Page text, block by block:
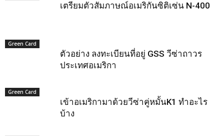
เตรียมตัวสัมภาษณ​์อเมริกันซิติเซ่น N-400
Green Card
ตัวอย่าง ลงทะเบียนที่อยู่ GSS วีซ่าถาวร
ประเทศอเมริกา
Green Card
เข้าอเมริกามาด้วยวีซ่าคู่หมั้นK1 ทำอะไร
บ้าง